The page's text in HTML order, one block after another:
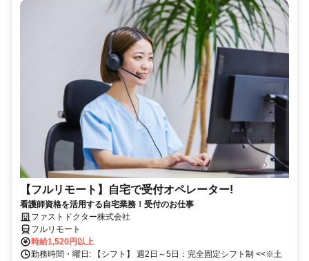
【フルリモート】自宅で受付オペレーター!
看護師資格を活用する自宅業務！受付のお仕事
ファストドクター株式会社
フルリモート
時給1,520円以上
勤務時間・曜日: 【シフト】 週2日～5日：完全固定シフト制 <<※土